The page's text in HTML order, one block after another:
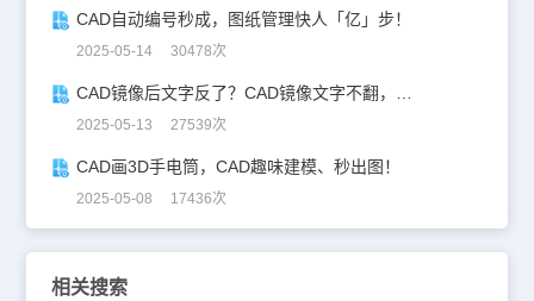
CAD自动编号秒成，图纸管理快人「亿」步！
2025-05-14 30478次
CAD镜像后文字反了？CAD镜像文字不翻，一键搞定！
2025-05-13 27539次
CAD画3D手电筒，CAD趣味建模、秒出图！
2025-05-08 17436次
相关搜索